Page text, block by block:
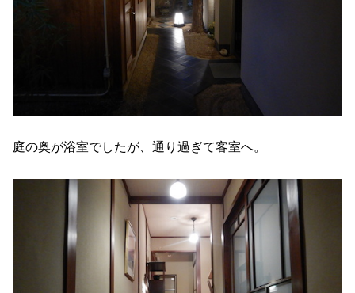
庭の奥が浴室でしたが、通り過ぎて客室へ。